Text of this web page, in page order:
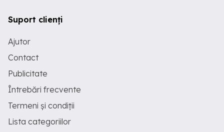
Suport clienți
Ajutor
Contact
Publicitate
Întrebări frecvente
Termeni și condiții
Lista categoriilor